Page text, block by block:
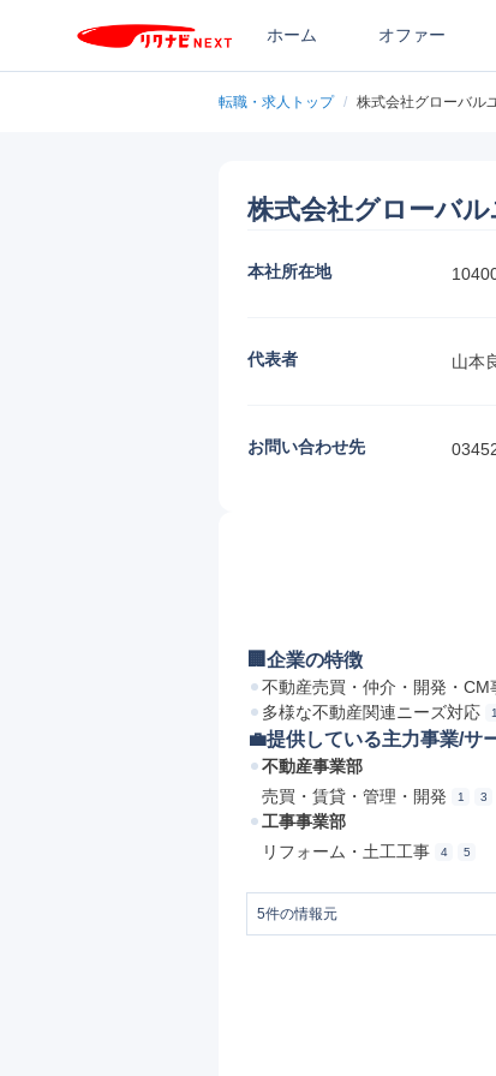
ホーム オファー
転職・求人トップ / 株式会社グローバル
株式会社グローバル
本社所在地
代表者 山本
お問い合わせ先
🏢企業の特徴
不動産売買・仲介・開発・CM
多様な不動産関連ニーズ対応 1
💼提供している主力事業/サ
不動産事業部
売買・賃貸・管理・開発
1 3
工事事業部
リフォーム・土工工事
4 5
5件の情報元
不動産事業部｜不動産売買・仲
リフォーム｜不動産売買・仲介・